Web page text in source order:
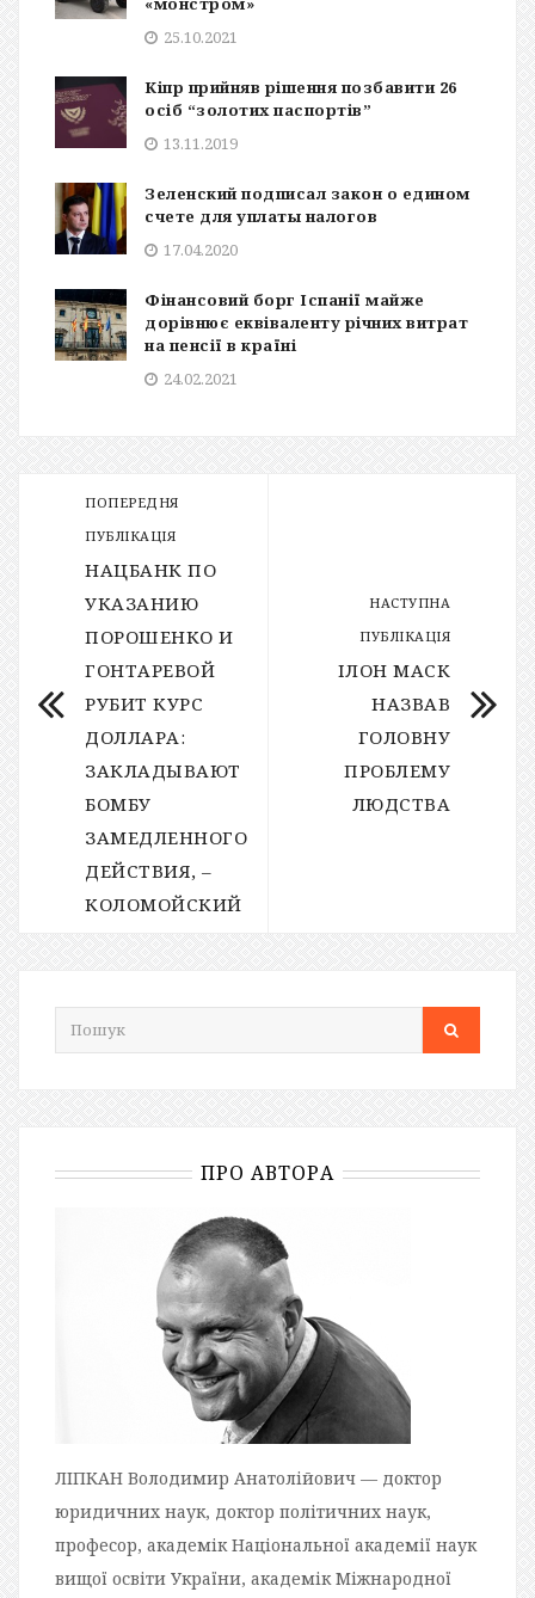
25.10.2021
Кіпр прийняв рішення позбавити 26
осіб “золотих паспортів”
13.11.2019
Зеленский подписал закон о едином
счете для уплаты налогов
17.04.2020
Фінансовий борг Іспанії майже
дорівнює еквіваленту річних витрат
на пенсії в країні
24.02.2021
ПОПЕРЕДНЯ
ПУБЛІКАЦІЯ
НАЦБАНК ПО
УКАЗАНИЮ
ПОРОШЕНКО И
ГОНТАРЕВОЙ
РУБИТ КУРС
ДОЛЛАРА:
ЗАКЛАДЫВАЮТ
БОМБУ
ЗАМЕДЛЕННОГО
ДЕЙСТВИЯ, –
КОЛОМОЙСКИЙ
НАСТУПНА
ПУБЛІКАЦІЯ
ІЛОН МАСК
НАЗВАВ
ГОЛОВНУ
ПРОБЛЕМУ
ЛЮДСТВА
ПРО АВТОРА
ЛІПКАН Володимир Анатолійович — доктор
юридичних наук, доктор політичних наук,
професор, академік Національної академії наук
вищої освіти України, академік Міжнародної